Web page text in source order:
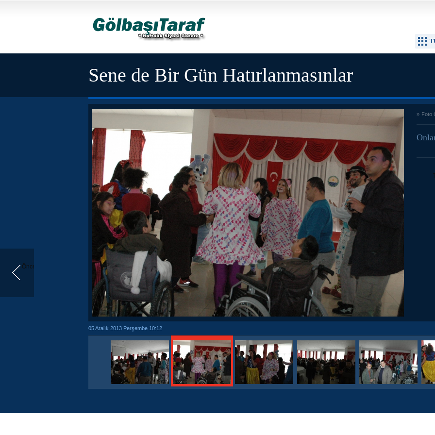
Önceki
Sene de Bir Gün Hatırlanmasınlar
» Foto
05 Aralık 2013 Perşembe 10:12